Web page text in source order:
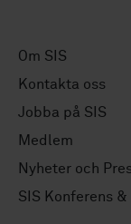
Om SIS
Kontakta oss
Jobba på SIS
Medlem
Nyheter och
SIS Konferens &